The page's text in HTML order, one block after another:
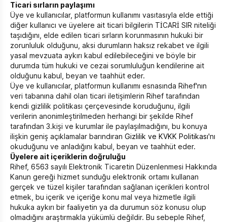
Ticari sırların paylaşımı
Üye ve kullanıcılar, platformun kullanımı vasıtasıyla elde ettiği
diğer kullanıcı ve üyelere ait ticari bilgilerin TİCARİ SIR niteliği
taşıdığını, elde edilen ticari sırların korunmasının hukuki bir
zorunluluk olduğunu, aksi durumların haksız rekabet ve ilgili
yasal mevzuata aykırı kabul edilebileceğini ve böyle bir
durumda tüm hukuki ve cezai sorumluluğun kendilerine ait
olduğunu kabul, beyan ve taahhüt eder.
Üye ve kullanıcılar, platformun kullanımı esnasında Rihef'nın
veri tabanına dahil olan ticari iletişimlerin Rihef tarafından
kendi gizlilik politikası çerçevesinde koruduğunu, ilgili
verilerin anonimleştirilmeden herhangi bir şekilde Rihef
tarafından 3.kişi ve kurumlar ile paylaşılmadığını, bu konuya
ilişkin geniş açıklamalar barındıran Gizlilik ve KVKK Politikası'nı
okuduğunu ve anladığını kabul, beyan ve taahhüt eder.
Üyelere ait içeriklerin doğruluğu
Rihef, 6563 sayılı Elektronik Ticaretin Düzenlenmesi Hakkında
Kanun gereği hizmet sunduğu elektronik ortamı kullanan
gerçek ve tüzel kişiler tarafından sağlanan içerikleri kontrol
etmek, bu içerik ve içeriğe konu mal veya hizmetle ilgili
hukuka aykırı bir faaliyetin ya da durumun söz konusu olup
olmadığını araştırmakla yükümlü değildir. Bu sebeple Rihef,